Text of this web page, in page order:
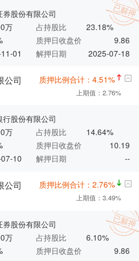
券股份有限公司
万 占持股比
23.18%
质押日收盘价
9.86
01 解押日期 2025-07-18
公司 质押比例合计：4.51%
上期值：2.76%
行股份有限公司
万 占持股比
14.64%
质押日收盘价
10.19
10 解押日期 --
公司 质押比例合计：2.76%
上期值：3.49%
券股份有限公司
万 占持股比
6.10%
质押日收盘价
9.86